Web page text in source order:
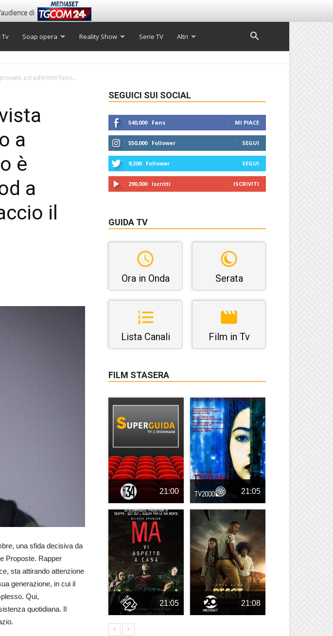
Tv Soap opera Reality Show Serie TV Altri
a trasferirmi fuori...
a
è
a
il
una sfida decisiva da
Proposte. Rapper
sta attirando attenzione
generazione, in cui il
Qui,
quotidiana. Il
SEGUICI SUI SOCIAL
540,000 Fans MI PIACE
550,000 Follower SEGUI
9,300 Follower SEGUI
290,000 Iscritti ISCRIVITI
GUIDA TV
Ora in Onda Serata
Lista Canali Film in Tv
FILM STASERA
21:00 21:05
21:05 21:08